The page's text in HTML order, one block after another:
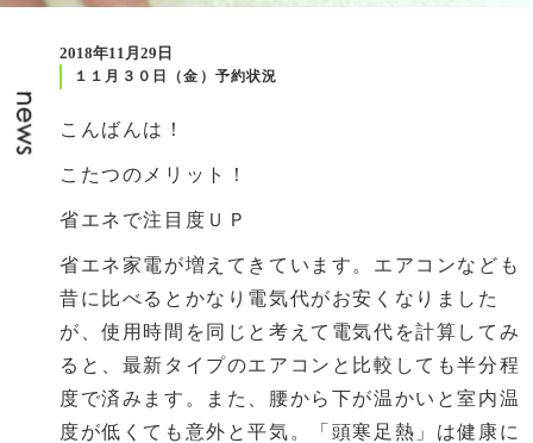
2018年11月29日
１１月３０日（金）予約状況
こんばんは！
こたつのメリット！
省エネで注目度ＵＰ
省エネ家電が増えてきています。エアコンなども
昔に比べるとかなり電気代がお安くなりました
が、使用時間を同じと考えて電気代を計算してみ
ると、最新タイプのエアコンと比較しても半分程
度で済みます。また、腰から下が温かいと室内温
度が低くても意外と平気。「頭寒足熱」は健康に